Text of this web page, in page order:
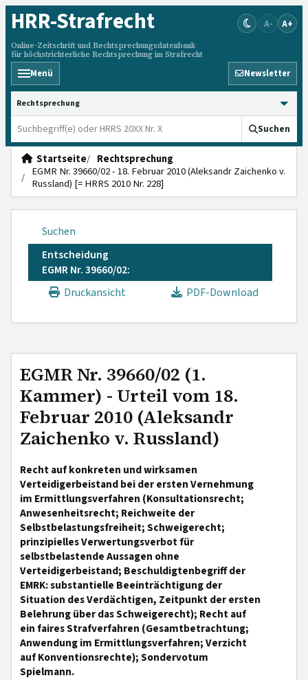
HRR-Strafrecht
Online-Zeitschrift und Rechtsprechungsdatenbank
für höchstrichterliche Rechtsprechung im Strafrecht
A- A+
Menü Newsletter
HRRS durchsuchen
Suchen
Startseite
Rechtsprechung
EGMR Nr. 39660/02 - 18. Februar 2010 (Aleksandr Zaichenko v.
Russland) [= HRRS 2010 Nr. 228]
Suchen
Entscheidung
EGMR Nr. 39660/02:
Druckansicht
PDF-Download
EGMR Nr. 39660/02 (1.
Kammer) - Urteil vom 18.
Februar 2010 (Aleksandr
Zaichenko v. Russland)
Recht auf konkreten und wirksamen
Verteidigerbeistand bei der ersten Vernehmung
im Ermittlungsverfahren (Konsultationsrecht;
Anwesenheitsrecht; Reichweite der
Selbstbelastungsfreiheit; Schweigerecht;
prinzipielles Verwertungsverbot für
selbstbelastende Aussagen ohne
Verteidigerbeistand; Beschuldigtenbegriff der
EMRK: substantielle Beeinträchtigung der
Situation des Verdächtigen, Zeitpunkt der ersten
Belehrung über das Schweigerecht); Recht auf
ein faires Strafverfahren (Gesamtbetrachtung;
Anwendung im Ermittlungsverfahren; Verzicht
auf Konventionsrechte); Sondervotum
Spielmann.